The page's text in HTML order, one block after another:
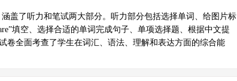
盖了听力和笔试两大部分。听力部分包括选择单词、给图片标
填空、选择合适的单词完成句子、单项选择题、根据中文提
卷全面考查了学生在词汇、语法、理解和表达方面的综合能